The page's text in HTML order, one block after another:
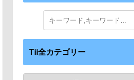
Tii全カテゴリー